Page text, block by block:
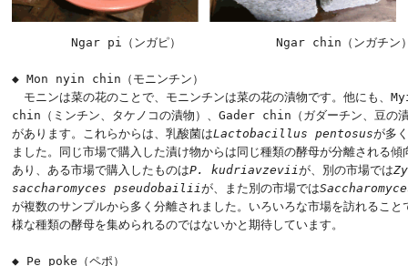
Ngar pi（ンガピ）　　　　　　　　Ngar chin（ンガチン
◆ Mon nyin chin（モニンチン）
モニンは菜の花のことで、モニンチンは菜の花の漬物です。他にも、
chin（ミンチン、タケノコの漬物）、Gader chin（ガダーチン、豆の
があります。これらからは、乳酸菌はLactobacillus pentosusが多
ました。同じ市場で購入した漬け物からは同じ種類の酵母が分離される傾
あり、ある市場で購入したものはP. kudriavzeviiが、別の市場では
saccharomyces pseudobailiiが、また別の市場では
が複数のサンプルから多く分離されました。いろいろな市場を訪れること
様な種類の酵母を集められるのではないかと期待しています。
◆ Pe poke（ペポ）